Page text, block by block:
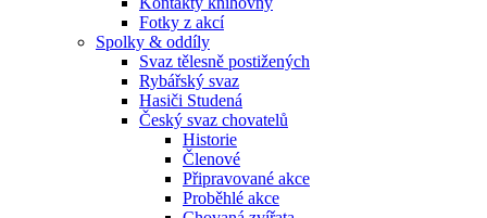
Fotky z akcí
Spolky & oddíly
Svaz tělesně postižených
Rybářský svaz
Hasiči Studená
Český svaz chovatelů
Historie
Členové
Připravované akce
Proběhlé akce